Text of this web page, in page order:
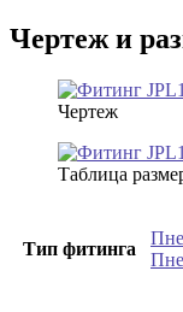
Чертеж и
Чертеж
Таблица
Тип фитинга